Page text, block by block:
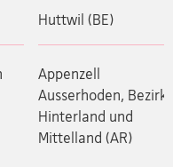
Huttwil (BE)
Appenzell
Ausserhoden, Bezirk
Hinterland und
Mittelland (AR)